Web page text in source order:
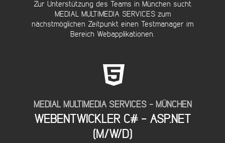
Zur Unterstützung des Teams in München sucht
MEDIAL MULTIMEDIA SERVICES zum
nächstmöglichen Zeitpunkt einen Testmanager im
Bereich Webapplikationen.
MEDIAL MULTIMEDIA SERVICES - MÜNCHEN
WEBENTWICKLER C# - ASP.NET
(M/W/D)
DETAILS...